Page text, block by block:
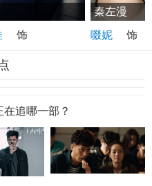
饰
秦左漫
啜妮
饰
追哪一部？